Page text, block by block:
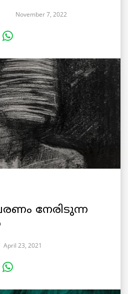
November 7, 2022
നേരിടുന്ന
April 23, 2021